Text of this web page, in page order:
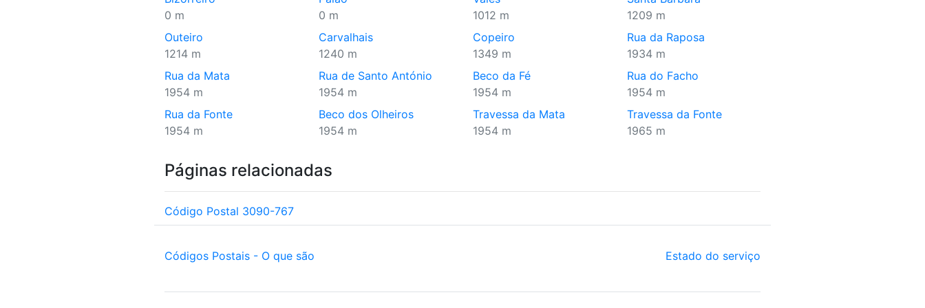
0 m
0 m
1012 m
1209 m
Outeiro
1214 m
Carvalhais
1240 m
Copeiro
1349 m
Rua da Raposa
1934 m
Rua da Mata
1954 m
Rua de Santo António
1954 m
Beco da Fé
1954 m
Rua do Facho
1954 m
Rua da Fonte
1954 m
Beco dos Olheiros
1954 m
Travessa da Mata
1954 m
Travessa da Fonte
1965 m
Páginas relacionadas
Código Postal 3090-767
Códigos Postais - O que são Estado do serviço